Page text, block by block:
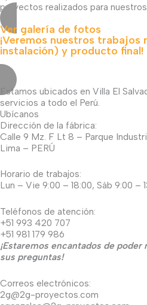
proyectos realizados para
Ver galería de fotos
¡Veremos nuestros trabajos
instalación) y producto final!
Estamos ubicados en Villa El
servicios a todo el Perú.
Ubícanos
Dirección de la fábrica:
Calle 9 Mz. F Lt 8 – Parque
Lima – PERÚ
Horario de trabajos:
Lun – Vie 9:00 – 18:00, Sáb 9:00 –
Teléfonos de atención:
+51 993 420 707
+51 981 179 986
¡Estaremos encantados de
sus preguntas!
Correos electrónicos:
2g@2g-proyectos.com